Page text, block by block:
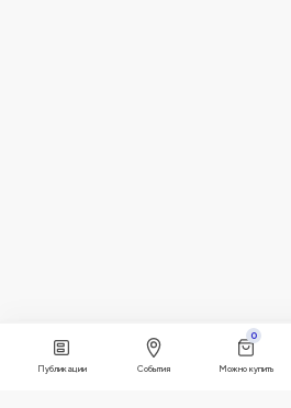
Публикации События Можно купить
0